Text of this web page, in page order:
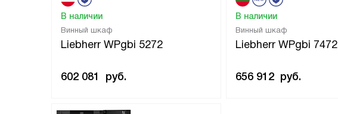
Винный шкаф
Liebherr WPgbi 5272
В наличии
602 081 руб.
Винный шкаф
Liebherr WPgbi 7472
В наличии
656 912 руб.